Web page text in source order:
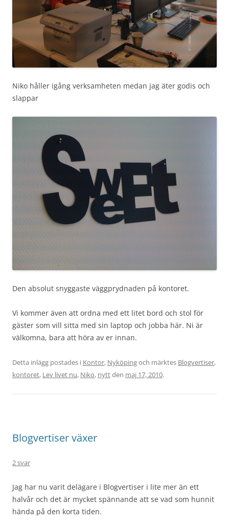
Niko håller igång verksamheten medan jag äter godis och
slappar
Den absolut snyggaste väggprydnaden på kontoret.
Vi kommer även att ordna med ett litet bord och stol för
gäster som vill sitta med sin laptop och jobba här. Ni är
välkomna, bara att höra av er innan.
Detta inlägg postades i Kontor, Nyköpingoch märktes Blogvertiser,
kontoret, Lev livet nu, Niko, nyttden maj 17, 2010.
Blogvertiser växer
2 svar
Jag har nu varit delägare i Blogvertiser i lite mer än ett
halvår och det är mycket spännande att se vad som hunnit
hända på den korta tiden.